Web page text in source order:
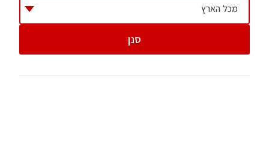
החל מאוגוסט 2009, התקנות מחייבות שהגשת
בקשה להיתר לכל מבנה ציבורי או מסחרי, חייבת
(מעל 6 קומות) מחוייבים לבדיקה ואישור שכזה. זה
מכל הארץ
סנן